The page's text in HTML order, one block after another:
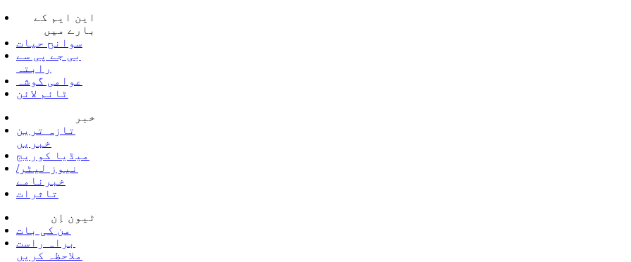
این ایم کے
بارے میں
سوانح حیات
بی جے پی سے
رابتہ
عوامی گوشہ
ٹائم لائن
خبر
تازہ ترین
خبریں
میڈیا کوریج
نیوز لیٹر/
خبرنامے
تاثرات
ٹیون اِن
من کی بات
براہ راست
ملاحظہ کریں